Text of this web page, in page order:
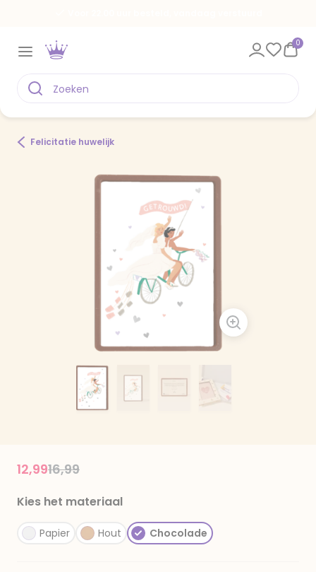
0
Felicitatie huwelijk
Price reduced from
16,99to
12,99
Kies het materiaal
Papier Hout Chocolade